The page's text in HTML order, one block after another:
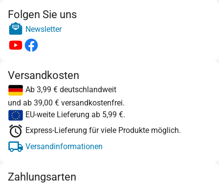
Folgen Sie uns
Newsletter
Versandkosten
Ab 3,99 € deutschlandweit
und ab 39,00 € versandkostenfrei.
EU-weite Lieferung ab 5,99 €.
Express-Lieferung für viele Produkte möglich.
Versandinformationen
Zahlungsarten